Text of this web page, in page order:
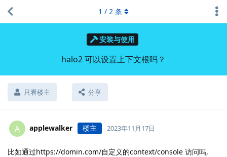
安装与使用
halo2 可以设置上下文根吗？
只看楼主 分享
1 / 2 条
A applewalker 楼主 2023年11月17日
比如通过https://domin.com/自定义的context/console 访问吗,